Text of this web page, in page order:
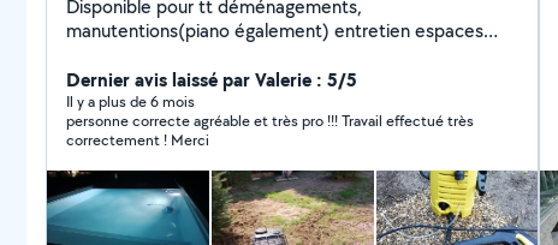
Disponible pour tt déménagements,
manutentions(piano également) entretien espaces
Dernier avis laissé par Valerie : 5/5
Il y a plus de 6 mois
personne correcte agréable et très pro !!! Travail effectué très
correctement ! Merci